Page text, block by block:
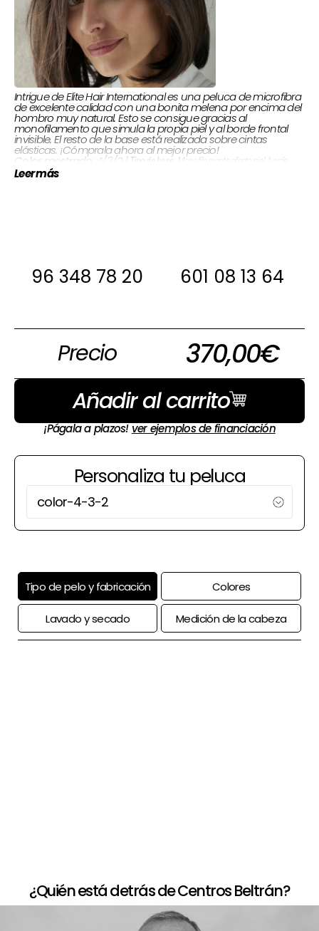
Intrigue de Elite Hair International es una peluca de microfibra
de excelente calidad con una bonita melena por encima del
hombro muy natural. Esto se consigue gracias al
monofilamento que simula la propia piel y al borde frontal
invisible. El resto de la base está realizada sobre cintas
elásticas. ¡Cómprala ahora al mejor precio!
Color mostrado : 4/3/2 |Tipo de base : Monofilamento efecto piel, borde
invisible, base abierta |
Leer más
96 348 78 20 601 08 13 64
Precio 370,00€
Añadir al carrito
¡Págala a plazos! ver ejemplos de financiación
Personaliza tu peluca
Tipo de pelo y fabricación Colores
Lavado y secado Medición de la cabeza
¿Quién está detrás de Centros Beltrán?